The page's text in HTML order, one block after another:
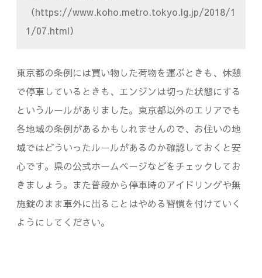
（https://www.koho.metro.tokyo.lg.jp/2018/1
1/07.html）
東京都の条例には買い物した荷物を運ぶときも、休憩
で停車しているときも、エンジンは切った状態にする
というルールがありました。東京都以外のエリアでも
各地域の条例があるかもしれませんので、お住いの地
域ではどういったルールがあるのか確認しておくと安
心です。県の公式ホームページなどをチェックしてお
きましょう。また普段から停車時のアイドリングや無
施錠のまま車外に出ることはやめる習慣を付けていく
ようにしてください。